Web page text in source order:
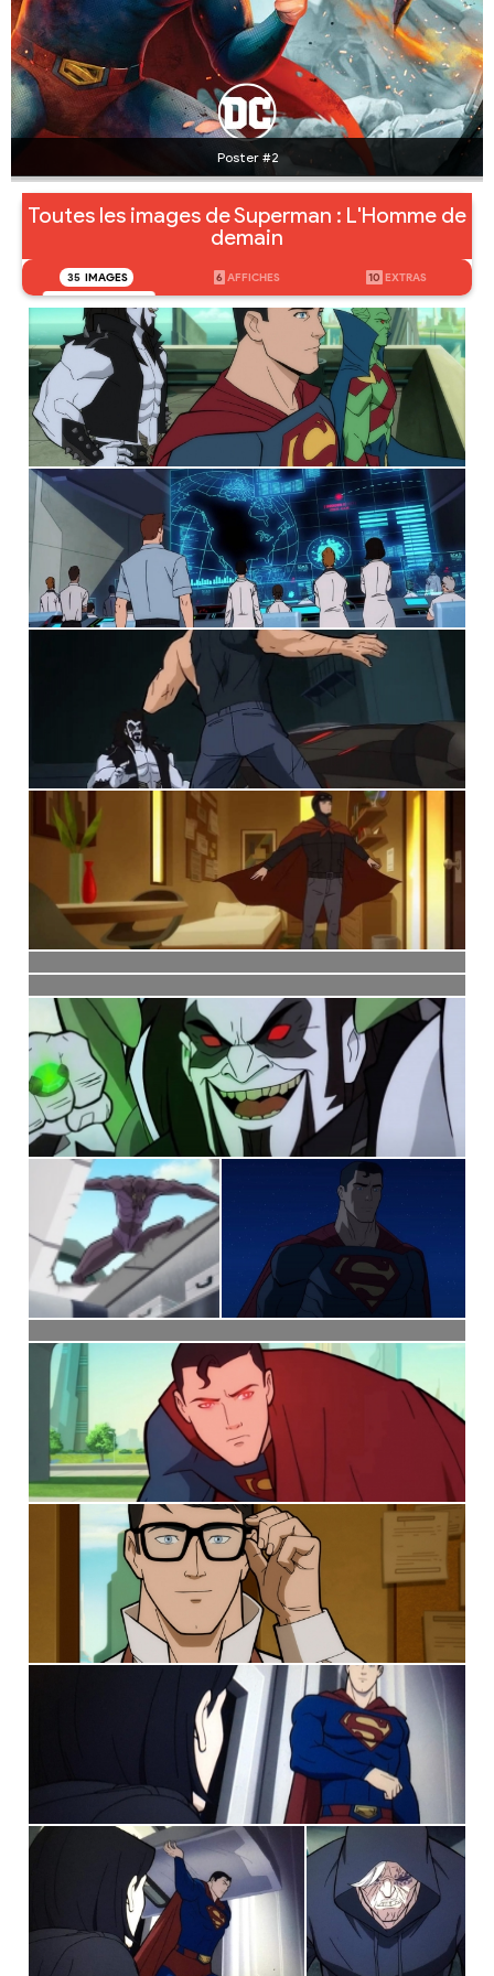
Poster #2
Toutes les images de Superman : L'Homme de
demain
35 IMAGES 6 AFFICHES 10 EXTRAS